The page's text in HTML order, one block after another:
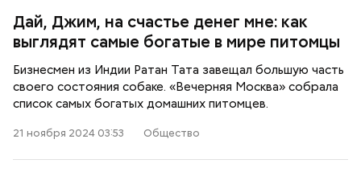
Дай, Джим, на счастье денег мне: как
выглядят самые богатые в мире питомцы
Бизнесмен из Индии Ратан Тата завещал большую часть
своего состояния собаке. «Вечерняя Москва» собрала
список самых богатых домашних питомцев.
21 ноября 2024 03:53 Общество